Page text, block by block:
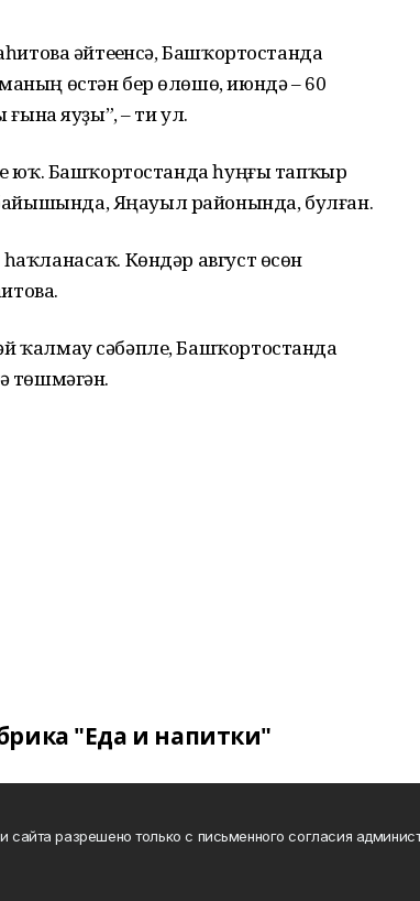
әйтеүенсә, Башҡортостанда
өстән бер өлөшө, июндә – 60
яуҙы”, – ти ул.
юҡ. Башҡортостанда һуңғы тапҡыр
Яңауыл районында, булған.
Көндәр август өсөн
ҡалмау сәбәпле, Башҡортостанда
төшмәгән.
"Еда и напитки"
разрешено только с письменного согласия